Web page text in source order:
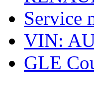
Service
VIN:
GLE